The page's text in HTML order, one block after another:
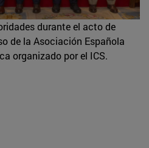
durante el acto de
de la Asociación Española
organizado por el ICS.